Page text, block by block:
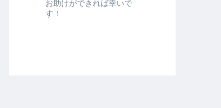
お助けができれば幸いで
す！